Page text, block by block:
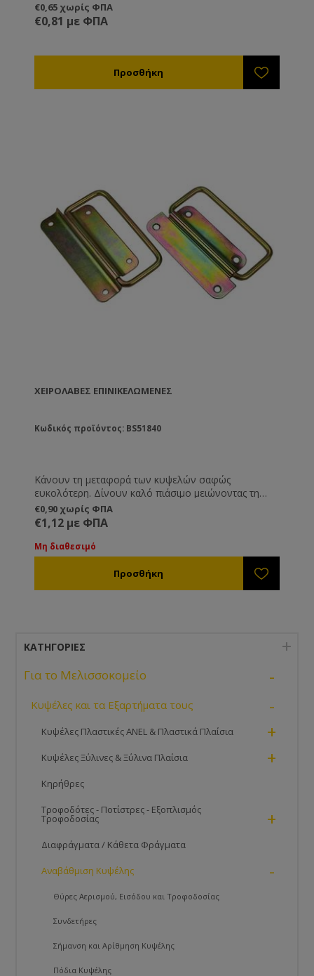
€0,65 χωρίς ΦΠΑ
€0,81 με ΦΠΑ
ΧΕΙΡΟΛΑΒΈΣ ΕΠΙΝΙΚΕΛΩΜΈΝΕΣ
Κωδικός προϊόντος: BS51840
Κάνουν τη μεταφορά των κυψελών σαφώς
ευκολότερη. Δίνουν καλό πιάσιμο μειώνοντας τη
μυϊκή δύναμη και βελτιώνοντας τη στάση του
ανθρώπινου σώματος κατά τη μεταφορά των
κυψελών. Τα χερούλια κατεβαίνουν μόνα τους σε
κάθετη με την κυψέλη θέση για να διευκολύνουν
στο φόρτωμα των κυψελών και να μειώνουν τον
απαιτούμενο όγκο. Τοποθετούνται αντικριστά στην
€0,90 χωρίς ΦΠΑ
€1,12 με ΦΠΑ
Μη διαθεσιμό
ΚΑΤΗΓΟΡΊΕΣ
Για το Μελισσοκομείο -
Κυψέλες και τα Εξαρτήματα τους -
Κυψέλες Πλαστικές ANEL & Πλαστικά Πλαίσια +
Κυψέλες Ξύλινες & Ξύλινα Πλαίσια +
Κηρήθρες
Τροφοδότες - Ποτίστρες - Εξοπλισμός
Τροφοδοσίας +
Διαφράγματα / Κάθετα Φράγματα
Αναβάθμιση Κυψέλης -
Θύρες Αερισμού, Εισόδου και Τροφοδοσίας
Συνδετήρες
Σήμανση και Αρίθμηση Κυψέλης
Πόδια Κυψέλης